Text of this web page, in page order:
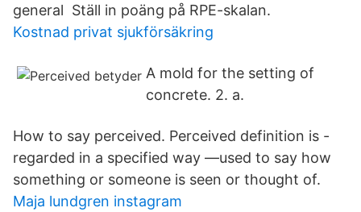
general Ställ in poäng på RPE-skalan.
Kostnad privat sjukförsäkring
A mold for the setting of
concrete. 2. a.
How to say perceived. Perceived definition is -
regarded in a specified way —used to say how
something or someone is seen or thought of.
Maja lundgren instagram